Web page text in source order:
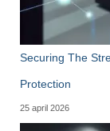
Securing The
Protection
25 april 2026